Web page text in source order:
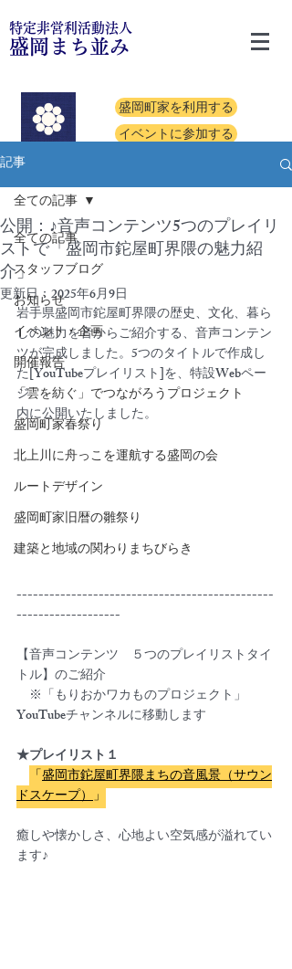
特定非営利活動法人
盛岡まち並み
盛岡町家を利用する
イベントに参加する
記事
全ての記事
スタッフブログ
お知らせ
イベント・企画
開催報告
「雲を紡ぐ」でつながろうプロジェクト
盛岡町家春祭り
北上川に舟っこを運航する盛岡の会
ルートデザイン
盛岡町家旧暦の雛祭り
建築と地域の関わりまちびらき
全ての記事
公開：♪音声コンテンツ5つのプレイリ
ストで「盛岡市鉈屋町界隈の魅力紹
介」
更新日：2025年6月9日
岩手県盛岡市鉈屋町界隈の歴史、文化、暮ら
しの魅力を音からご紹介する、音声コンテン
ツが完成しました。5つのタイトルで作成し
た[YouTubeプレイリスト]を、特設Webペー
ジ
内に公開いたしました。
-----------------------------------------------
-------------------
【音声コンテンツ　５つのプレイリストタイ
トル】のご紹介
※「もりおかワカものプロジェクト」
YouTubeチャンネルに移動します
★プレイリスト１
「盛岡市鉈屋町界隈まちの音風景（サウン
ドスケープ）」
癒しや懐かしさ、心地よい空気感が溢れてい
ます♪